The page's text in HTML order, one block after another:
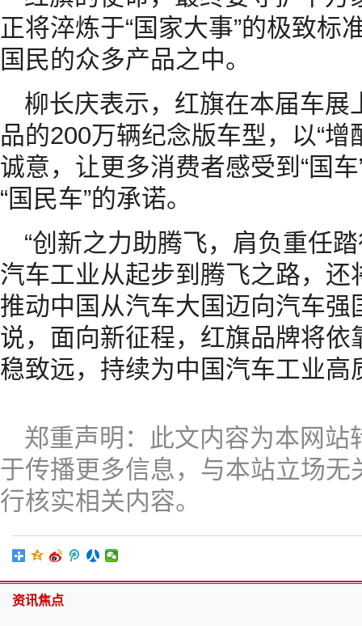
正将淬炼于“国家大事”的极致标
国民的众多产品之中。
柳长庆表示，红旗在本届车
品的200万辆纪念版车型，以“
诚意，让更多消费者感受到“国
“国民车”的承诺。
“创新之力助腾飞，肩负重任
汽车工业从起步到腾飞之路，
推动中国从汽车大国迈向汽车
说，面向新征程，红旗品牌将
稳致远，持续为中国汽车工业高
郑重声明：此文内容为本网
于传播更多信息，与本站立场
行核实相关内容。
资讯焦点